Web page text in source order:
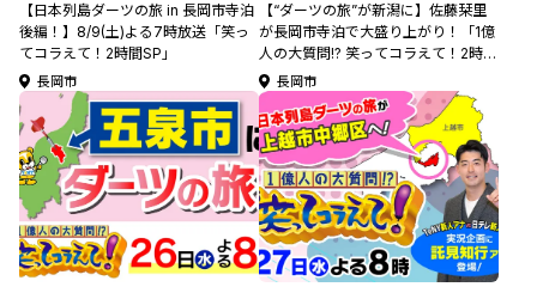
【日本列島ダーツの旅 in 長岡市寺泊
後編！】8/9(土)よる7時放送「笑っ
てコラえて！2時間SP」
長岡市
【“ダーツの旅”が新潟に】佐藤栞里
が長岡市寺泊で大盛り上がり！「1億
人の大質問!? 笑ってコラえて！2時間
とちょっとSP」3/26(水)よる7時か
ら放送
長岡市